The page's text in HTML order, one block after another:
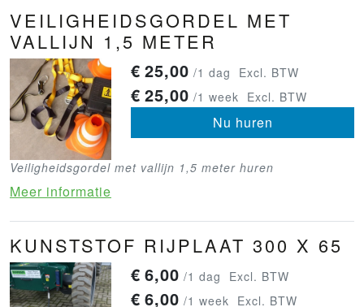
VEILIGHEIDSGORDEL MET
VALLIJN 1,5 METER
€ 25,00 /1 dag Excl. BTW
€ 25,00 /1 week Excl. BTW
Nu huren
Veiligheidsgordel met vallijn 1,5 meter huren
Meer informatie
KUNSTSTOF RIJPLAAT 300 X 65
€ 6,00 /1 dag Excl. BTW
€ 6,00 /1 week Excl. BTW